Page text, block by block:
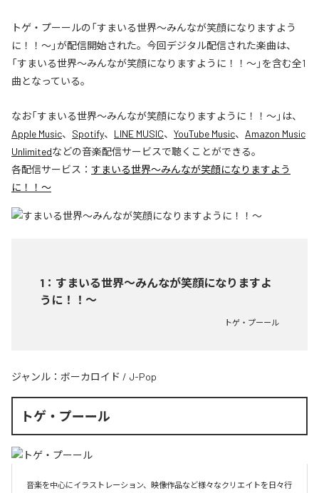
トゲ・プーールの「すまいる世界〜みんなが笑顔になりますよう
に！！〜」が配信開始された。今回デジタル配信された楽曲は、
「すまいる世界〜みんなが笑顔になりますように！！〜」を含む全1
曲となっている。
なお「すまいる世界〜みんなが笑顔になりますように！！〜」は、
Apple Music、 Spotify、 LINE MUSIC、 YouTube Music、 Amazon Music
Unlimitedなどの音楽配信サービスで聴くことができる。
各配信サービス： すまいる世界〜みんなが笑顔になりますよう
に！！〜
1 ： すまいる世界〜みんなが笑顔になりますよ
うに！！〜
トゲ・プーール
ジャンル： ボーカロイド / J-Pop
トゲ・プーール
音楽を中心にイラストレーション、映像作品など様々なクリエイトを日々行